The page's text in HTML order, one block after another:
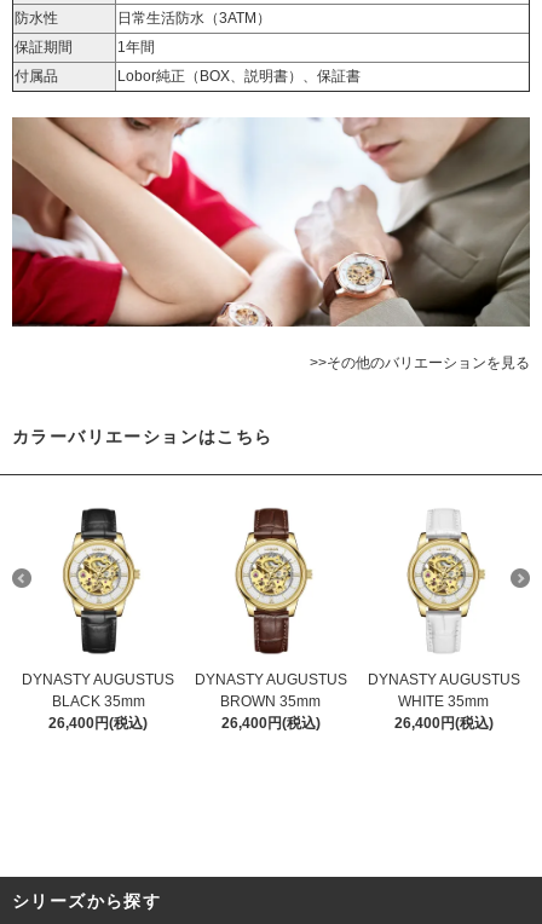
防水性
日常生活防水（3ATM）
保証期間
1年間
付属品
Lobor純正（BOX、説明書）、保証書
>>その他のバリエーションを見る
カラーバリエーションはこちら
DYNASTY AUGUSTUS
BLACK 35mm
26,400円(税込)
DYNASTY AUGUSTUS
BROWN 35mm
26,400円(税込)
DYNASTY AUGUSTUS
WHITE 35mm
26,400円(税込)
シリーズから探す